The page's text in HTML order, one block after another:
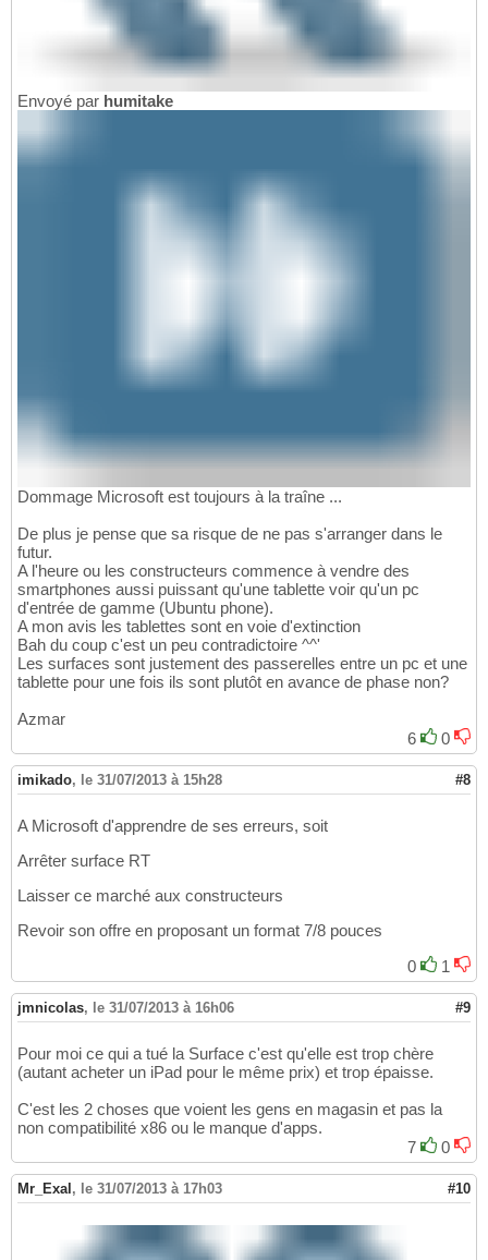
Envoyé par humitake
Dommage Microsoft est toujours à la traîne ...
De plus je pense que sa risque de ne pas s'arranger dans le
futur.
A l'heure ou les constructeurs commence à vendre des
smartphones aussi puissant qu'une tablette voir qu'un pc
d'entrée de gamme (Ubuntu phone).
A mon avis les tablettes sont en voie d'extinction
Bah du coup c'est un peu contradictoire ^^'
Les surfaces sont justement des passerelles entre un pc et une
tablette pour une fois ils sont plutôt en avance de phase non?
Azmar
6
0
imikado, le 31/07/2013 à 15h28 #8
A Microsoft d'apprendre de ses erreurs, soit
Arrêter surface RT
Laisser ce marché aux constructeurs
Revoir son offre en proposant un format 7/8 pouces
0
1
jmnicolas, le 31/07/2013 à 16h06 #9
Pour moi ce qui a tué la Surface c'est qu'elle est trop chère
(autant acheter un iPad pour le même prix) et trop épaisse.
C'est les 2 choses que voient les gens en magasin et pas la
non compatibilité x86 ou le manque d'apps.
7
0
Mr_Exal , le 31/07/2013 à 17h03 #10